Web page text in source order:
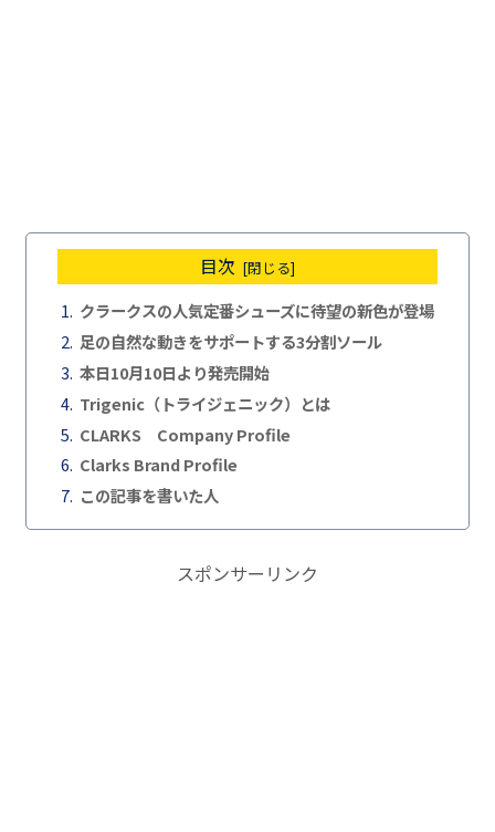
目次
クラークスの人気定番シューズに待望の新色が登場
足の自然な動きをサポートする3分割ソール
本日10月10日より発売開始
Trigenic（トライジェニック）とは
CLARKS Company Profile
Clarks Brand Profile
この記事を書いた人
スポンサーリンク